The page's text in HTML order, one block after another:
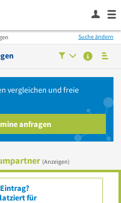
Suche ändern
vergleichen und freie
anfragen
(Anzeigen)
für